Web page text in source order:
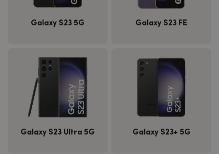
Galaxy S23 5G Galaxy S23 FE
Galaxy S23 Ultra 5G Galaxy S23+ 5G